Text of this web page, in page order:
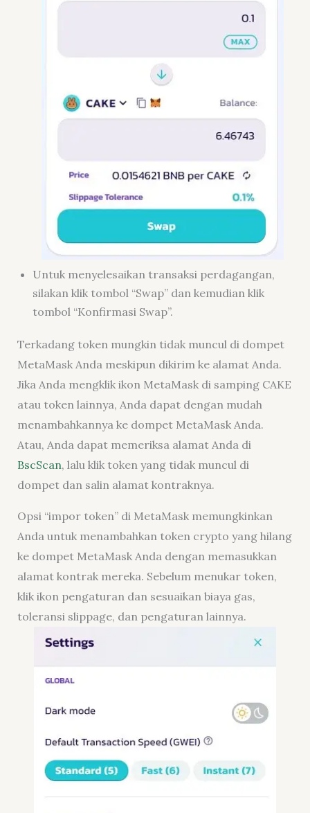
Untuk menyelesaikan transaksi perdagangan,
silakan klik tombol “Swap” dan kemudian klik
tombol “Konfirmasi Swap”.
Terkadang token mungkin tidak muncul di dompet
MetaMask Anda meskipun dikirim ke alamat Anda.
Jika Anda mengklik ikon MetaMask di samping CAKE
atau token lainnya, Anda dapat dengan mudah
menambahkannya ke dompet MetaMask Anda.
Atau, Anda dapat memeriksa alamat Anda di
BscScan, lalu klik token yang tidak muncul di
dompet dan salin alamat kontraknya.
Opsi “impor token” di MetaMask memungkinkan
Anda untuk menambahkan token crypto yang hilang
ke dompet MetaMask Anda dengan memasukkan
alamat kontrak mereka. Sebelum menukar token,
klik ikon pengaturan dan sesuaikan biaya gas,
toleransi slippage, dan pengaturan lainnya.